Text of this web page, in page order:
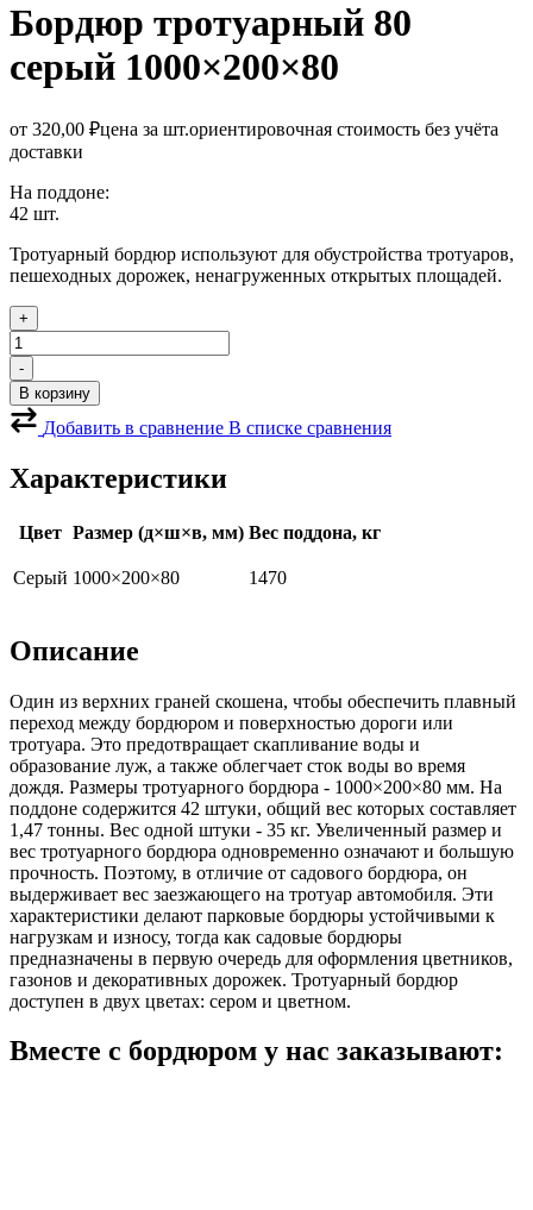
Бордюр тротуарный 80
серый 1000×200×80
от 320,00 ₽цена за шт.ориентировочная стоимость без учёта
доставки
На поддоне:
42 шт.
Тротуарный бордюр используют для обустройства тротуаров,
пешеходных дорожек, ненагруженных открытых площадей.
+
Количество
товара
Бордюр
тротуарный
80
-
В корзину
Добавить в сравнение В списке сравнения
Характеристики
Цвет Размер (д×ш×в, мм) Вес поддона, кг
Серый 1000×200×80 1470
Описание
Один из верхних граней скошена, чтобы обеспечить плавный
переход между бордюром и поверхностью дороги или
тротуара. Это предотвращает скапливание воды и
образование луж, а также облегчает сток воды во время
дождя. Размеры тротуарного бордюра - 1000×200×80 мм. На
поддоне содержится 42 штуки, общий вес которых составляет
1,47 тонны. Вес одной штуки - 35 кг. Увеличенный размер и
вес тротуарного бордюра одновременно означают и большую
прочность. Поэтому, в отличие от садового бордюра, он
выдерживает вес заезжающего на тротуар автомобиля. Эти
характеристики делают парковые бордюры устойчивыми к
нагрузкам и износу, тогда как садовые бордюры
предназначены в первую очередь для оформления цветников,
газонов и декоративных дорожек. Тротуарный бордюр
доступен в двух цветах: сером и цветном.
Вместе с бордюром у нас заказывают: